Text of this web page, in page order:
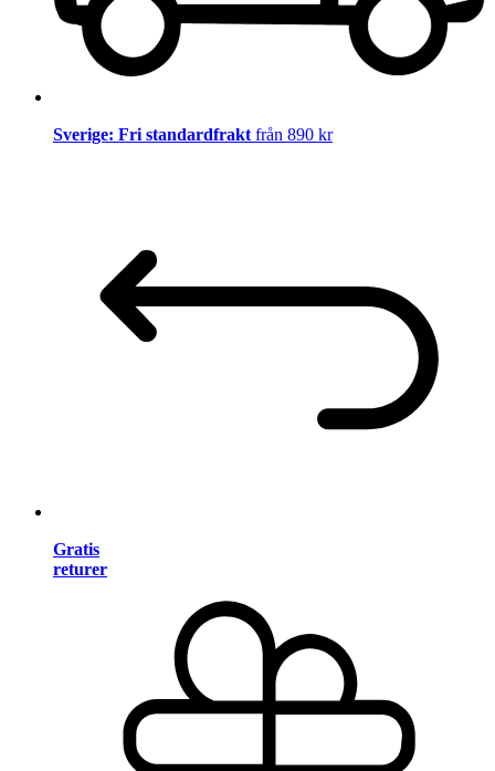
Sverige: Fri standardfrakt från 890 kr
Gratis
returer